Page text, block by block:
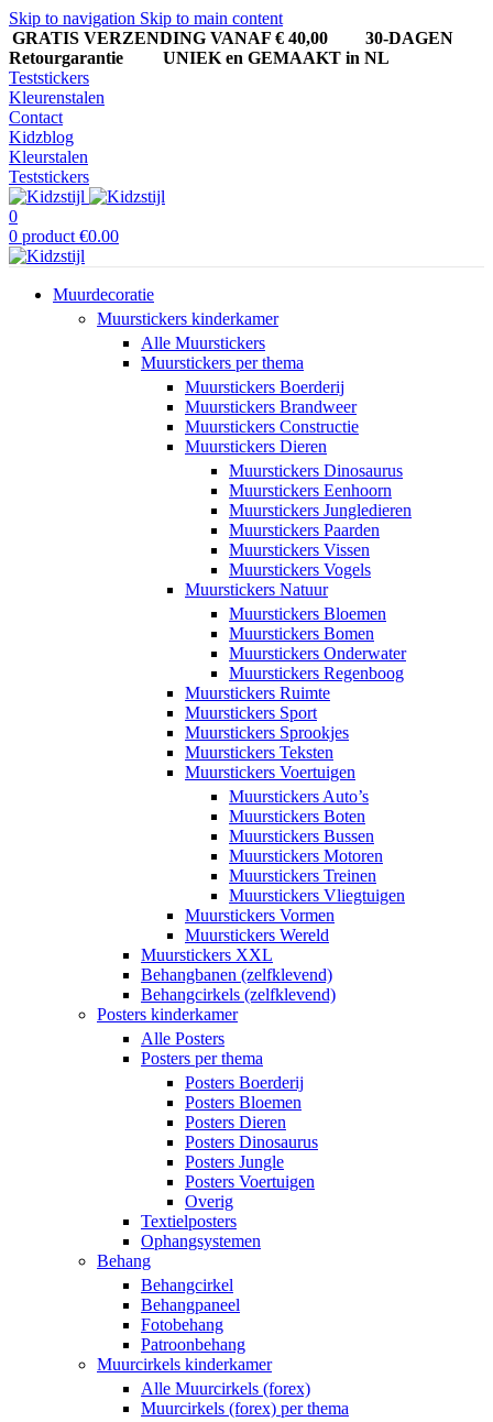
Skip to navigation Skip to main content
GRATIS VERZENDING VANAF € 40,00
30-DAGEN
Retourgarantie UNIEK en GEMAAKT in NL
Teststickers
Kleurenstalen
Contact
Kidzblog
Kleurstalen
Teststickers
0
0 product €0.00
Muurdecoratie
Muurstickers kinderkamer
Alle Muurstickers
Muurstickers per thema
Muurstickers Boerderij
Muurstickers Brandweer
Muurstickers Constructie
Muurstickers Dieren
Muurstickers Dinosaurus
Muurstickers Eenhoorn
Muurstickers Jungledieren
Muurstickers Paarden
Muurstickers Vissen
Muurstickers Vogels
Muurstickers Natuur
Muurstickers Bloemen
Muurstickers Bomen
Muurstickers Onderwater
Muurstickers Regenboog
Muurstickers Ruimte
Muurstickers Sport
Muurstickers Sprookjes
Muurstickers Teksten
Muurstickers Voertuigen
Muurstickers Auto’s
Muurstickers Boten
Muurstickers Bussen
Muurstickers Motoren
Muurstickers Treinen
Muurstickers Vliegtuigen
Muurstickers Vormen
Muurstickers Wereld
Muurstickers XXL
Behangbanen (zelfklevend)
Behangcirkels (zelfklevend)
Posters kinderkamer
Alle Posters
Posters per thema
Posters Boerderij
Posters Bloemen
Posters Dieren
Posters Dinosaurus
Posters Jungle
Posters Voertuigen
Overig
Textielposters
Ophangsystemen
Behang
Behangcirkel
Behangpaneel
Fotobehang
Patroonbehang
Muurcirkels kinderkamer
Alle Muurcirkels (forex)
Muurcirkels (forex) per thema